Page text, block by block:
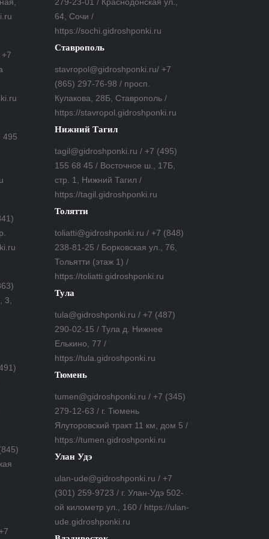
495
3,
279-23-01 / Краснодонская ул.,
64, Сочи /
https://sochi.gidroshponki.ru
Ставрополь
stavropol@gidroshponki.ru/ +7
(865) 297-76-98 / просп.
Кулакова, 28Б, Ставрополь /
https://stavropol.gidroshponki.ru
Нижний Тагил
tagil@gidroshponki.ru / +7 (495)
155 68 45 / Восточное ш., 17Б,
стр. 1, Нижний Тагил /
https://tagil.gidroshponki.ru
Толятти
toliatti@gidroshponki.ru / +7 (848)
238-81-25 / Борковская ул., 76,
Тольятти (этаж 1) /
https://toliatti.gidroshponki.ru
Тула
tula@gidroshponki.ru / +7 (487)
290-02-15 / Тула д. Нижнее
Елькино, 77 /
https://tula.gidroshponki.ru
Тюмень
tumen@gidroshponki.ru / +7 (345)
279-12-63 / г. Тюмень
Ялуторовский тракт 11 км, дом 5 /
https://tumen.gidroshponki.ru
Улан Удэ
ulan-ude@gidroshponki.ru / +7
(301) 259-9723 / г. Улан-Удэ 502-
ой километр ул., 160 / https://ulan-
ude.gidroshponki.ru